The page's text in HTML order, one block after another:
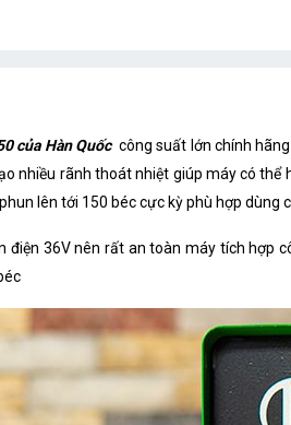
của Hàn Quốc công suất lớn chính
nhiều rãnh thoát nhiệt giúp máy có
lên tới 150 béc cực kỳ phù hợp dùng
điện 36V nên rất an toàn máy tích